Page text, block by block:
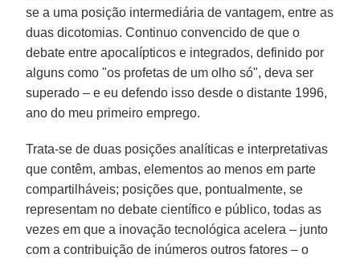
se a uma posição intermediária de vantagem, entre as
duas dicotomias. Continuo convencido de que o
debate entre apocalípticos e integrados, definido por
alguns como "os profetas de um olho só", deva ser
superado – e eu defendo isso desde o distante 1996,
ano do meu primeiro emprego.
Trata-se de duas posições analíticas e interpretativas
que contêm, ambas, elementos ao menos em parte
compartilháveis; posições que, pontualmente, se
representam no debate científico e público, todas as
vezes em que a inovação tecnológica acelera – junto
com a contribuição de inúmeros outros fatores – o